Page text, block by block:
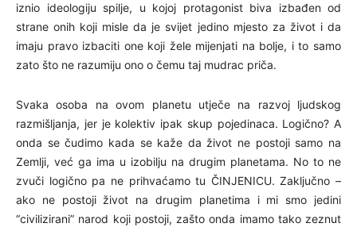
iznio ideologiju spilje, u kojoj protagonist biva izbađen od
strane onih koji misle da je svijet jedino mjesto za život i da
imaju pravo izbaciti one koji žele mijenjati na bolje, i to samo
zato što ne razumiju ono o čemu taj mudrac priča.
Svaka osoba na ovom planetu utječe na razvoj ljudskog
razmišljanja, jer je kolektiv ipak skup pojedinaca. Logično? A
onda se čudimo kada se kaže da život ne postoji samo na
Zemlji, već ga ima u izobilju na drugim planetama. No to ne
zvuči logično pa ne prihvaćamo tu ČINJENICU. Zaključno –
ako ne postoji život na drugim planetima i mi smo jedini
“civilizirani” narod koji postoji, zašto onda imamo tako zeznut